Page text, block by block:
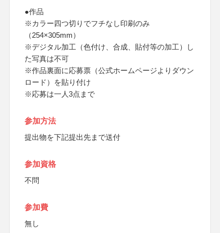
●作品
※カラー四つ切りでフチなし印刷のみ
（254×305mm）
※デジタル加工（色付け、合成、貼付等の加工）し
た写真は不可
※作品裏面に応募票（公式ホームページよりダウン
ロード）を貼り付け
※応募は一人3点まで
参加方法
提出物を下記提出先まで送付
参加資格
不問
参加費
無し